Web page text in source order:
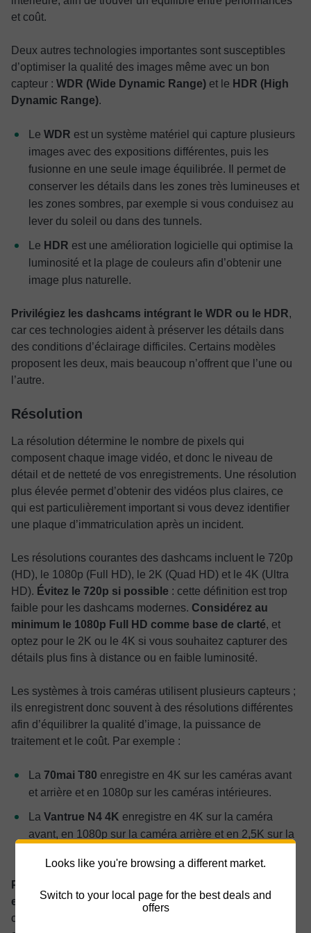
Looks like you're browsing a different market.
Switch to your local page for the best deals and
offers
et coût.
Deux autres technologies importantes sont susceptibles
d’optimiser la qualité des images même avec un bon
capteur : WDR (Wide Dynamic Range) et le HDR (High
Dynamic Range).
Le WDR est un système matériel qui capture plusieurs
images avec des expositions différentes, puis les
fusionne en une seule image équilibrée. Il permet de
conserver les détails dans les zones très lumineuses et
les zones sombres, par exemple si vous conduisez au
lever du soleil ou dans des tunnels.
Le HDR est une amélioration logicielle qui optimise la
luminosité et la plage de couleurs afin d’obtenir une
image plus naturelle.
Privilégiez les dashcams intégrant le WDR ou le HDR,
car ces technologies aident à préserver les détails dans
des conditions d’éclairage difficiles. Certains modèles
proposent les deux, mais beaucoup n’offrent que l’une ou
l’autre.
Résolution
La résolution détermine le nombre de pixels qui
composent chaque image vidéo, et donc le niveau de
détail et de netteté de vos enregistrements. Une résolution
plus élevée permet d’obtenir des vidéos plus claires, ce
qui est particulièrement important si vous devez identifier
une plaque d’immatriculation après un incident.
Les résolutions courantes des dashcams incluent le 720p
(HD), le 1080p (Full HD), le 2K (Quad HD) et le 4K (Ultra
HD). Évitez le 720p si possible : cette définition est trop
faible pour les dashcams modernes. Considérez au
minimum le 1080p Full HD comme base de clarté, et
optez pour le 2K ou le 4K si vous souhaitez capturer des
détails plus fins à distance ou en faible luminosité.
Les systèmes à trois caméras utilisent plusieurs capteurs ;
ils enregistrent donc souvent à des résolutions différentes
afin d’équilibrer la qualité d’image, la puissance de
traitement et le coût. Par exemple :
La 70mai T80 enregistre en 4K sur les caméras avant
et arrière et en 1080p sur les caméras intérieures.
La Vantrue N4 4K enregistre en 4K sur la caméra
avant, en 1080p sur la caméra arrière et en 2,5K sur la
Privilégiez un système dans lequel la caméra frontale
enregistre à la résolution la plus élevée disponible
c’est elle qui capture les images les plus importantes. Les